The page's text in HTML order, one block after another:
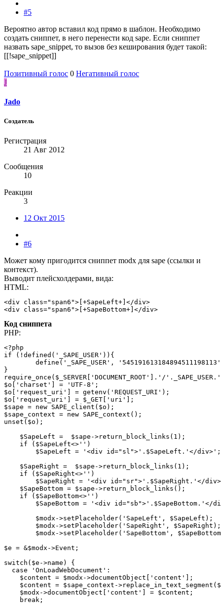
#5
Вероятно автор вставил код прямо в шаблон. Необходимо
создать сниппет, в него перенести код sape. Если сниппет
назвать sape_snippet, то вызов без кеширования будет такой:
[[!sape_snippet]]
Позитивный голос 0 Негативный голос
J
Jado
Создатель
Регистрация
21 Авг 2012
Сообщения
10
Реакции
3
12 Окт 2015
#6
Может кому пригодится сниппет modx для sape (ссылки и
контекст).
Выводит плейсхолдерами, вида:
HTML:
<div class="span6">[+SapeLeft+]</div>
<div class="span6">[+SapeBottom+]</div>
Код сниппета
PHP:
<?php
if (!defined('_SAPE_USER')){
define('_SAPE_USER',
}
require_once($_SERVER['DOCUMENT_ROOT'].'/
$o['charset'] = 'UTF-8';
$o['request_uri'] = getenv('REQUEST_URI');
$o['request_uri'] = $_GET['uri'];
$sape = new SAPE_client($o);
$sape_context = new SAPE_context();
unset($o);
    $SapeLeft =  $sape->return_block_links(1);
    if ($SapeLeft<>'')
        $SapeLeft = '<div id="sl">'.$SapeLeft.'</div>';
    $SapeRight =  $sape->return_block_links(1);
    if ($SapeRight<>'')
$SapeRight = '<div id="sr">'.$SapeRight.'</
    $SapeBottom = $sape->return_block_links();
    if ($SapeBottom<>'')
$SapeBottom = '<div id="sb">'.$SapeBottom.'</
        $modx->setPlaceholder('SapeLeft', $SapeLeft);
        $modx->setPlaceholder('SapeRight', $SapeRight);
$modx->setPlaceholder('SapeBottom',
$e = &$modx->Event;
switch($e->name) {
  case 'OnLoadWebDocument':
    $content = $modx->documentObject['content'];
$content = $sape_context-
    $modx->documentObject['content'] = $content;
    break;